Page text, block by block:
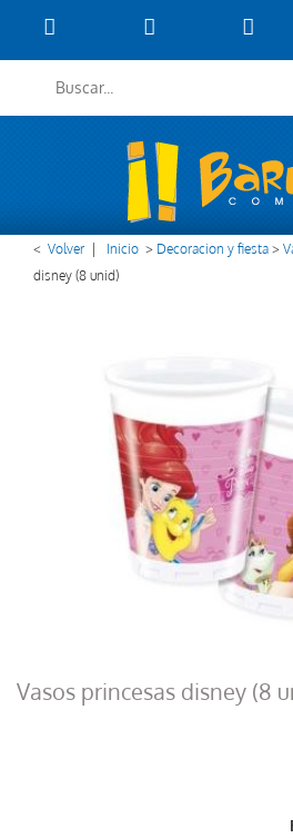
< Volver Inicio > Decoracion y fiesta>
disney (8 unid)
Vasos princesas disney (8